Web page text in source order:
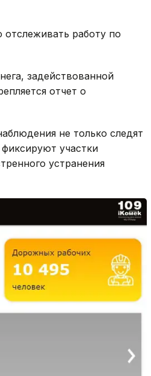
отслеживать работу по
задействованной
отчет о
не только следят
участки
устранения